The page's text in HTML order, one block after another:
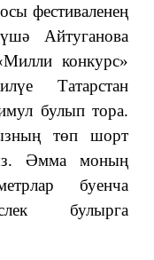
фестиваленең
Айтуганова
конкурс»
Татарстан
булып тора.
төп шорт
Әмма моның
буенча
булырга